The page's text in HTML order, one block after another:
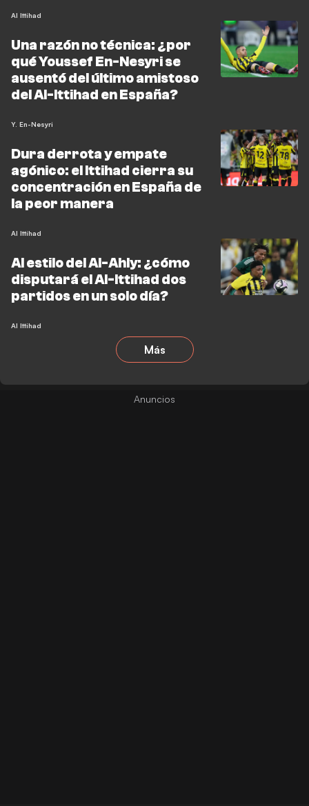
Al Ittihad
Una razón no técnica: ¿por
qué Youssef En-Nesyri se
ausentó del último amistoso
del Al-Ittihad en España?
Y. En-Nesyri
Dura derrota y empate
agónico: el Ittihad cierra su
concentración en España de
la peor manera
Al Ittihad
Al estilo del Al-Ahly: ¿cómo
disputará el Al-Ittihad dos
partidos en un solo día?
Al Ittihad
Más